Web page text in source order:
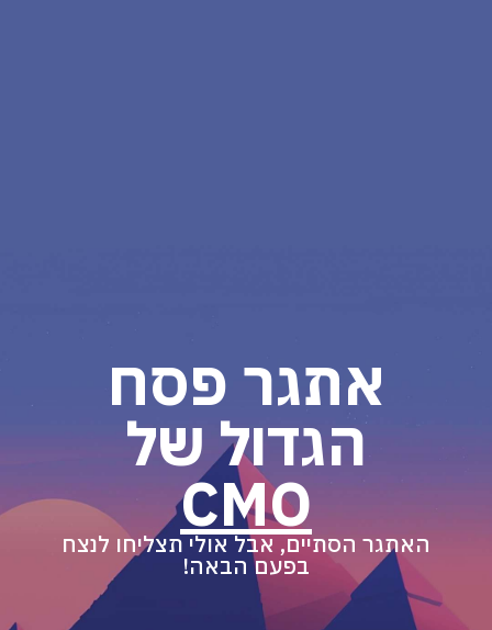
אתגר פסח
הגדול של
CMO
האתגר הסתיים, אבל אולי תצליחו לנצח
בפעם הבאה!